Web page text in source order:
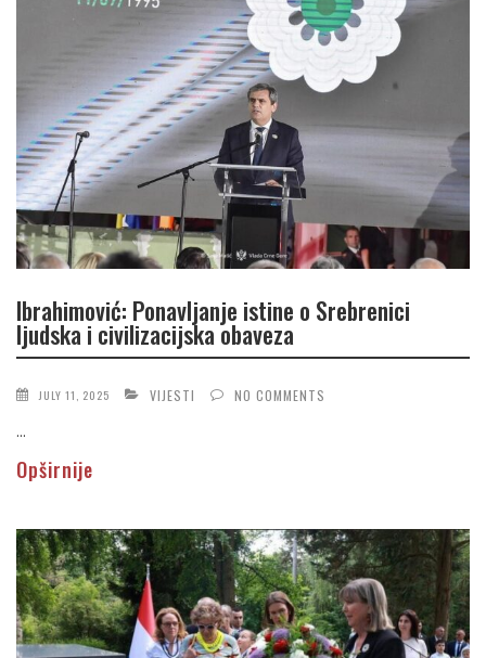
Ibrahimović: Ponavljanje istine o Srebrenici
ljudska i civilizacijska obaveza
JULY 11, 2025 VIJESTI NO COMMENTS
...
Opširnije